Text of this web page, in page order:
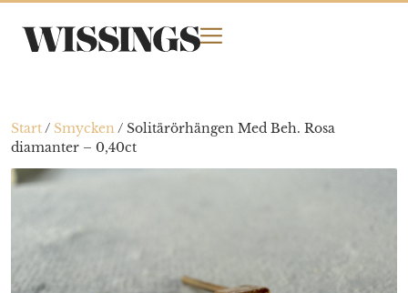
Start/ Smycken / Solitärörhängen Med Beh. Rosa
diamanter – 0,40ct